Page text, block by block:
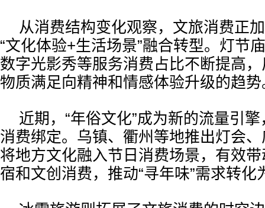
从消费结构变化观察，文旅消费正
“文化体验+生活场景”融合转型。灯节
数字光影秀等服务消费占比不断提高
物质满足向精神和情感体验升级的趋势
近期，“年俗文化”成为新的流量引
消费绑定。乌镇、衢州等地推出灯会
将地方文化融入节日消费场景，有效
宿和文创消费，推动“寻年味”需求转化